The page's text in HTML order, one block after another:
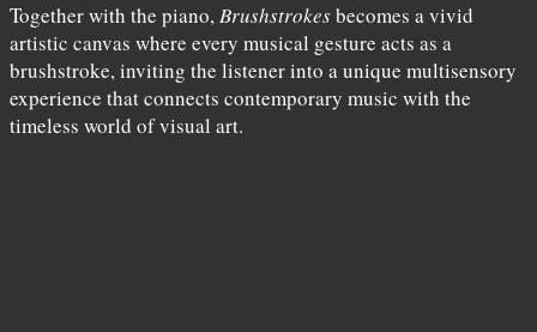
Together with the piano,Brushstrokesbecomes a vivid
artistic canvas where every musical gesture acts as a
brushstroke, inviting the listener into a unique multisensory
experience that connects contemporary music with the
timeless world of visual art.